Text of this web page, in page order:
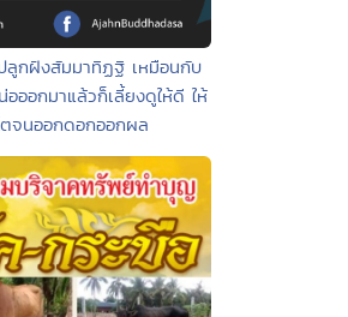
ลูกฝังสัมมาทิฏฐิ เหมือนกับ
ออกมาแล้วก็เลี้ยงดูให้ดี ให้
จนออกดอกออกผล